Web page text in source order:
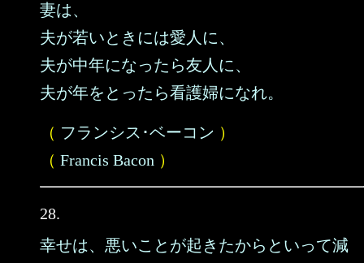
妻は、
夫が若いときには愛人に、
夫が中年になったら友人に、
夫が年をとったら看護婦になれ。
（ フランシス･ベーコン ）
（ Francis Bacon ）
28.
幸せは、悪いことが起きたからといって減